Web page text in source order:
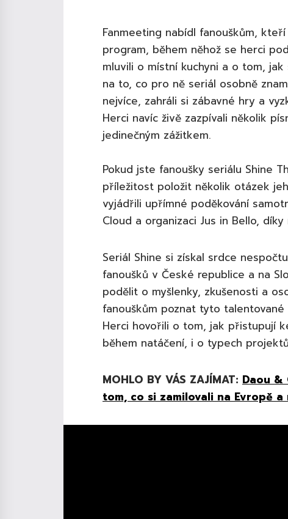
Fanmeeting nabídl fanouškům,
program, během něhož se herci
mluvili o místní kuchyni a o tom,
na to, co pro ně seriál osobně
nejvíce, zahráli si zábavné hry a
Herci navíc živě zazpívali několik
jedinečným zážitkem.
Pokud jste fanoušky seriálu Shine
příležitost položit několik otázek
vyjádřili upřímné poděkování
Cloud a organizaci Jus in Bello,
Seriál Shine si získal srdce
fanoušků v České republice a na
podělit o myšlenky, zkušenosti a
fanouškům poznat tyto
Herci hovořili o tom, jak přistupují
během natáčení, i o typech
MOHLO BY VÁS ZAJÍMAT: Daou &
tom, co si zamilovali na Evropě